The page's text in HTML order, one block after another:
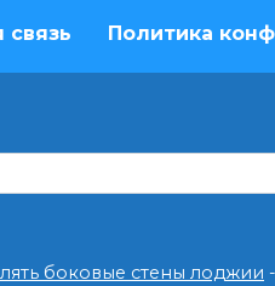
связь Политика
боковые стены лоджии